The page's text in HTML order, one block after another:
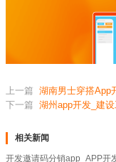
上一篇 湖南男士穿搭App
下一篇 湖州app开发_建
相关新闻
开发邀请码分销app_APP开